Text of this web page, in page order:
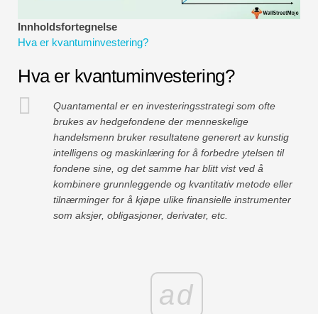
Fullstendig format
Risikostyringsveiledninger
Innholdsfortegnelse
Hva er kvantuminvestering?
Hva er kvantuminvestering?
Quantamental er en investeringsstrategi som ofte
brukes av hedgefondene der menneskelige
handelsmenn bruker resultatene generert av kunstig
intelligens og maskinlæring for å forbedre ytelsen til
fondene sine, og det samme har blitt vist ved å
kombinere grunnleggende og kvantitativ metode eller
tilnærminger for å kjøpe ulike finansielle instrumenter
som aksjer, obligasjoner, derivater, etc.
ad